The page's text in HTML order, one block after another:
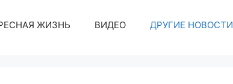
ЖИЗНЬ ВИДЕО ДРУГИЕ НОВОСТИ